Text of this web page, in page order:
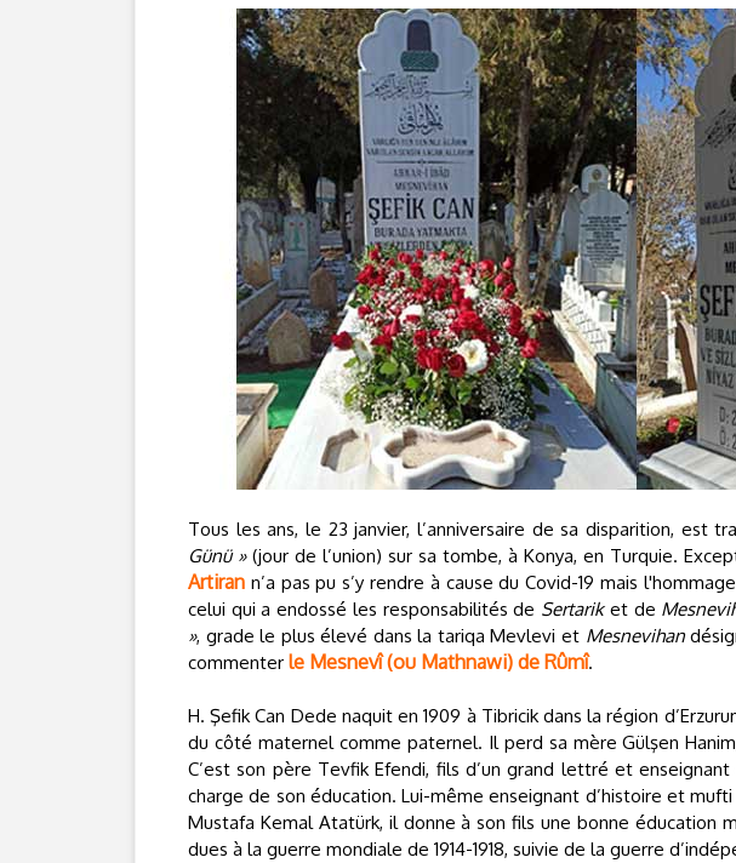
Tous les ans, le 23 janvier, l’anniversaire de sa disparition, est
Günü »(jour de l’union) sur sa tombe, à Konya, en Turquie.
Artiran n’a pas pu s’y rendre à cause du Covid-19 mais
celui qui a endossé les responsabilités de Sertariket de
», grade le plus élevé dans la tariqa Mevlevi et Mesnevihan
commenter le Mesnevî (ou Mathnawi) de Rûmî.
H. Şefik Can Dede naquit en 1909 à Tibricik dans la région
du côté maternel comme paternel. Il perd sa mère Gülşen
C’est son père Tevfik Efendi, fils d’un grand lettré et enseignant
charge de son éducation. Lui-même enseignant d’histoire et mufti
Mustafa Kemal Atatürk, il donne à son fils une bonne éducation
dues à la guerre mondiale de 1914-1918, suivie de la guerre